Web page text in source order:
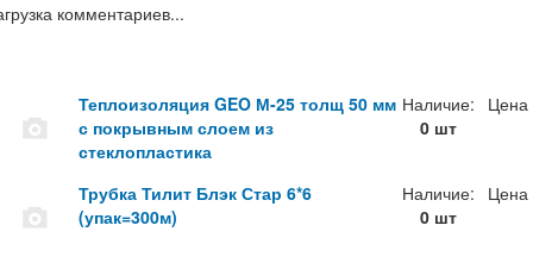
комментариев...
Теплоизоляция GEO М-25 толщ 50 мм
с покрывным слоем из
стеклопластика
Наличие:
0 шт
Цена
Трубка Тилит Блэк Стар 6*6
(упак=300м)
Наличие:
0 шт
Цена